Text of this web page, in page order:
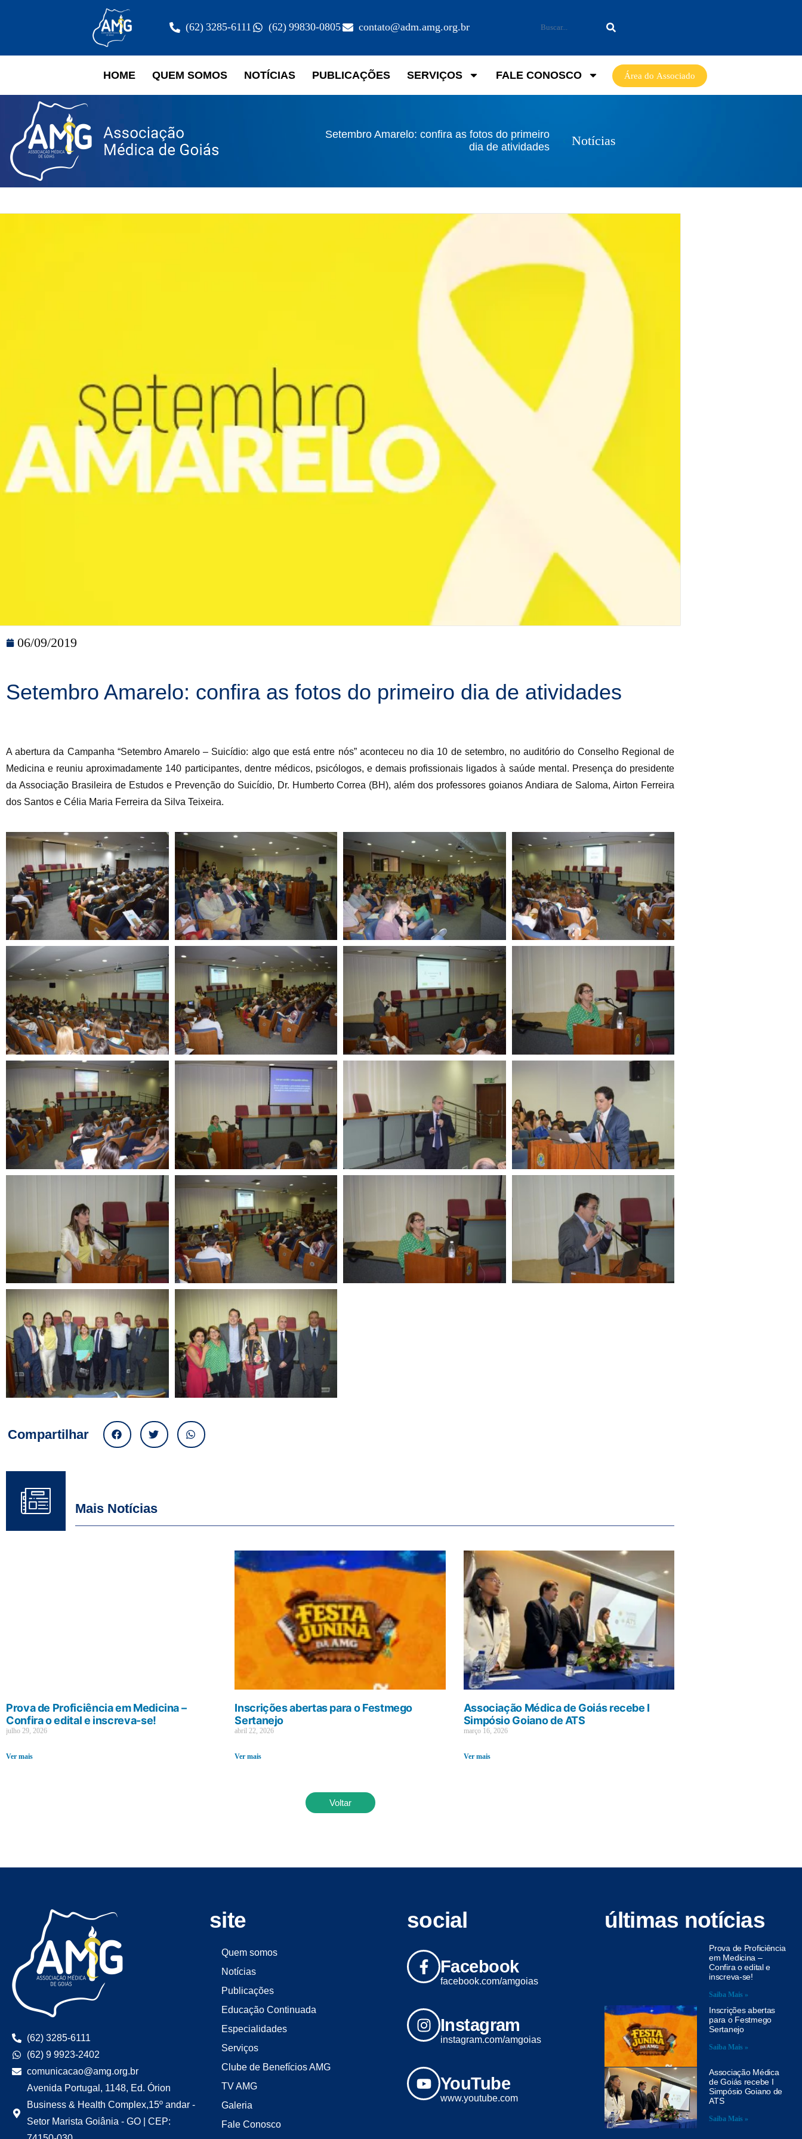
(62) 3285-6111 (62) 99830-0805 contato@adm.amg.org.br
HOME QUEM SOMOS NOTÍCIAS PUBLICAÇÕES SERVIÇOS FALE CONOSCO Área do Associado
Setembro Amarelo: confira as fotos do primeiro
dia de atividades
Notícias
06/09/2019
Setembro Amarelo: confira as fotos do primeiro dia de atividades
A abertura da Campanha “Setembro Amarelo – Suicídio: algo que está entre nós” aconteceu no dia 10 de setembro, no auditório do Conselho Regional de
Medicina e reuniu aproximadamente 140 participantes, dentre médicos, psicólogos, e demais profissionais ligados à saúde mental. Presença do presidente
da Associação Brasileira de Estudos e Prevenção do Suicídio, Dr. Humberto Correa (BH), além dos professores goianos Andiara de Saloma, Airton Ferreira
dos Santos e Célia Maria Ferreira da Silva Teixeira.
Compartilhar
Mais Notícias
Prova de Proficiência em Medicina –
Confira o edital e inscreva-se!
julho 29, 2026
Ver mais
Inscrições abertas para o Festmego
Sertanejo
abril 22, 2026
Ver mais
Associação Médica de Goiás recebe I
Simpósio Goiano de ATS
março 16, 2026
Ver mais
Voltar
(62) 3285-6111
(62) 9 9923-2402
comunicacao@amg.org.br
Avenida Portugal, 1148, Ed. Órion
Business & Health Complex,15º andar -
Setor Marista Goiânia - GO | CEP:
site
Quem somos
Notícias
Publicações
Educação Continuada
Especialidades
Serviços
Clube de Benefícios AMG
TV AMG
Galeria
Fale Conosco
social
Facebook
facebook.com/amgoias
Instagram
instagram.com/amgoias
YouTube
www.youtube.com
últimas notícias
Prova de Proficiência
em Medicina –
Confira o edital e
inscreva-se!
Saiba Mais »
Inscrições abertas
para o Festmego
Sertanejo
Saiba Mais »
Associação Médica
de Goiás recebe I
Simpósio Goiano de
ATS
Saiba Mais »